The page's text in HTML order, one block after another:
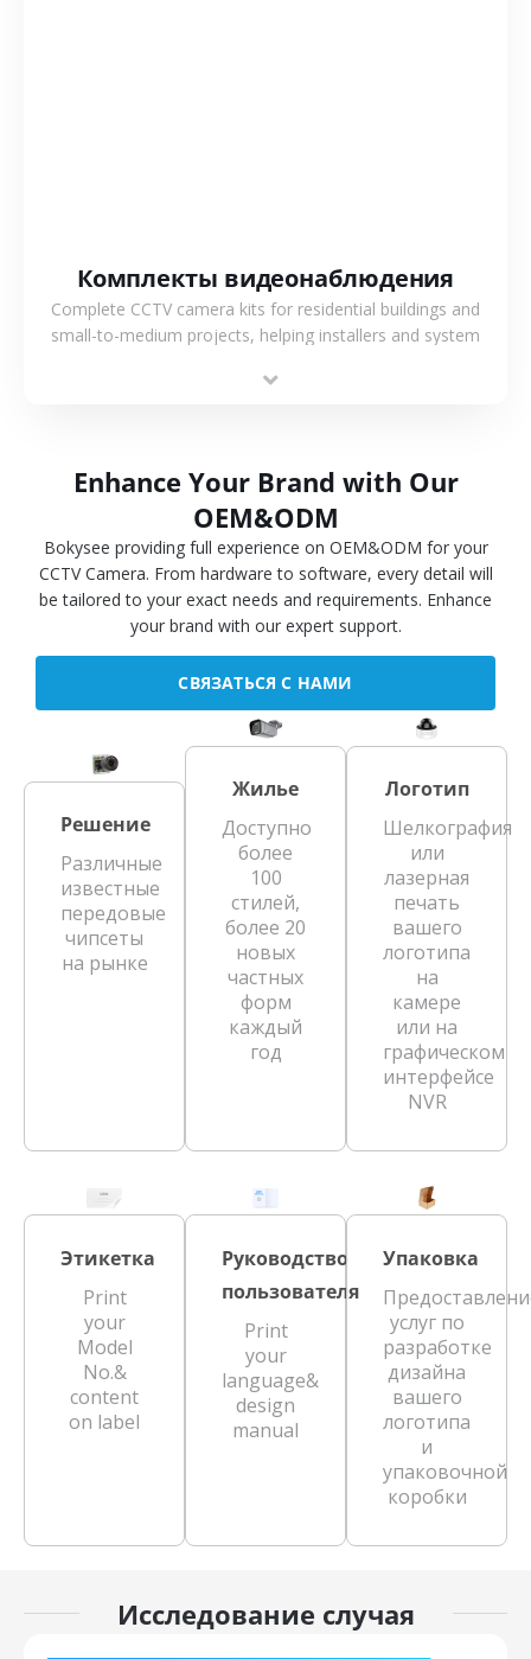
Комплекты видеонаблюдения
Complete CCTV camera kits for residential buildings and
small-to-medium projects, helping installers and system
Enhance Your Brand with Our
OEM&ODM
Bokysee providing full experience on OEM&ODM for your
CCTV Camera. From hardware to software, every detail will
be tailored to your exact needs and requirements. Enhance
your brand with our expert support.
СВЯЗАТЬСЯ С НАМИ
Решение
Различные
известные
передовые
чипсеты
на рынке
Жилье
Доступно
более
100
стилей,
более 20
новых
частных
форм
каждый
год
Логотип
Шелкография
или
лазерная
печать
вашего
логотипа
на
камере
или на
графическом
интерфейсе
NVR
Этикетка
Print
your
Model
No.&
content
on label
Руководство
пользователя
Print
your
language&
design
manual
Упаковка
услуг по
разработке
дизайна
вашего
логотипа
и
упаковочной
коробки
Исследование случая